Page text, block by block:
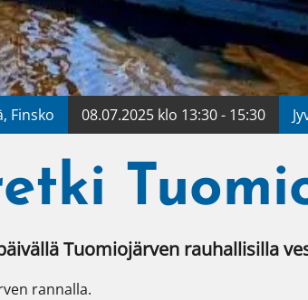
Finsko 08.07.2025 klo 13:30 - 15:30
Tuomiojärven rauhallisilla
rannalla.